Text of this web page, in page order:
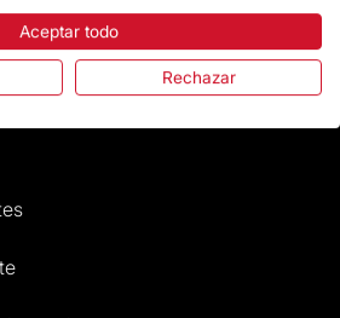
Aceptar todo
Rechazar